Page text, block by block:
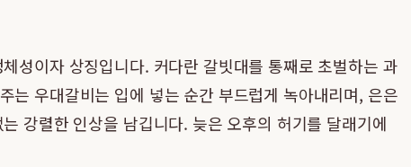
성이자 상징입니다. 커다란 갈빗대를 통째로 초벌하는 과
는 우대갈비는 입에 넣는 순간 부드럽게 녹아내리며, 은은
강렬한 인상을 남깁니다. 늦은 오후의 허기를 달래기에